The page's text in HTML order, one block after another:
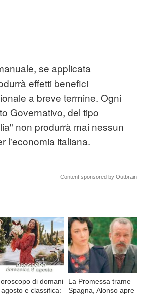
se applicata
effetti benefici
a breve termine. Ogni
Governativo, del tipo
non produrrà mai nessun
l'economia italiana.
Content sponsored by Outbrain
di domani
e classifica:
La Promessa trame
Spagna, Alonso apre